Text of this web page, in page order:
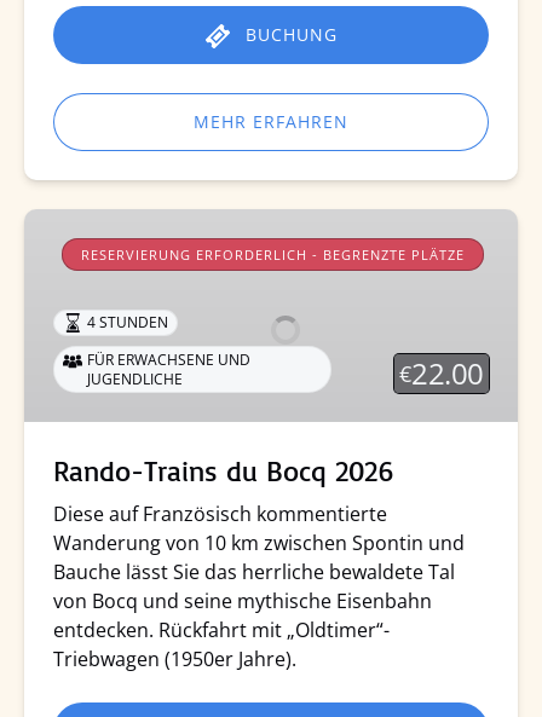
BUCHUNG
MEHR ERFAHREN
Rando-
Trains
Bocq
2026
RESERVIERUNG ERFORDERLICH - BEGRENZTE PLÄTZE
€22.00
4 STUNDEN
FÜR ERWACHSENE UND
JUGENDLICHE
Rando-Trains du Bocq 2026
Diese auf Französisch kommentierte
Wanderung von 10 km zwischen Spontin und
Bauche lässt Sie das herrliche bewaldete Tal
von Bocq und seine mythische Eisenbahn
entdecken. Rückfahrt mit „Oldtimer“-
Triebwagen (1950er Jahre).